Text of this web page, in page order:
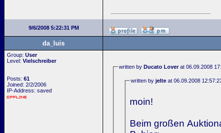
9/6/2008 5:22:31 PM
da_luis
Group: User
Level: Vielschreiber
Posts: 61
Joined: 2/2/2006
IP-Address: saved
written byDucato Loverat 06.09.2008
written by jelteat 06.09.2008
moin!
Beim großen